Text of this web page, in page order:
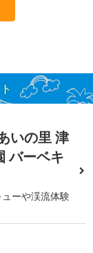
いの里 津
バーベキ
ーや渓流体験